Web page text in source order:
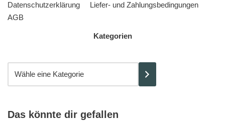
Datenschutzerklärung
Liefer- und Zahlungsbedingungen
AGB
Kategorien
Das könnte dir gefallen